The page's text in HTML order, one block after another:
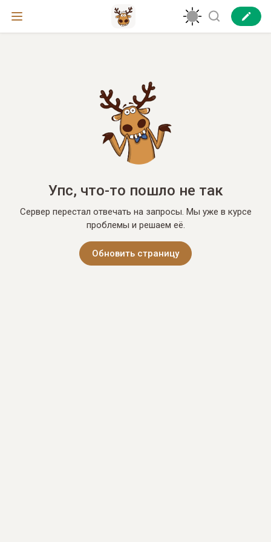
Упс, что-то пошло не так
Сервер перестал отвечать на запросы. Мы уже в курсе
проблемы и решаем её.
Обновить страницу